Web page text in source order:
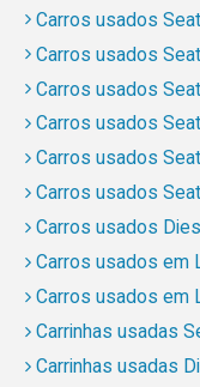
Carros usados Seat
Carros usados
Carros usados
Carros usados
Carros usados
Carros usados
Carros usados
Carros usados em
Carros usados em
Carrinhas usadas
Carrinhas usadas